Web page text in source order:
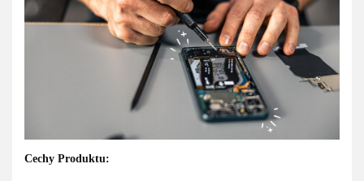
Cechy Produktu: